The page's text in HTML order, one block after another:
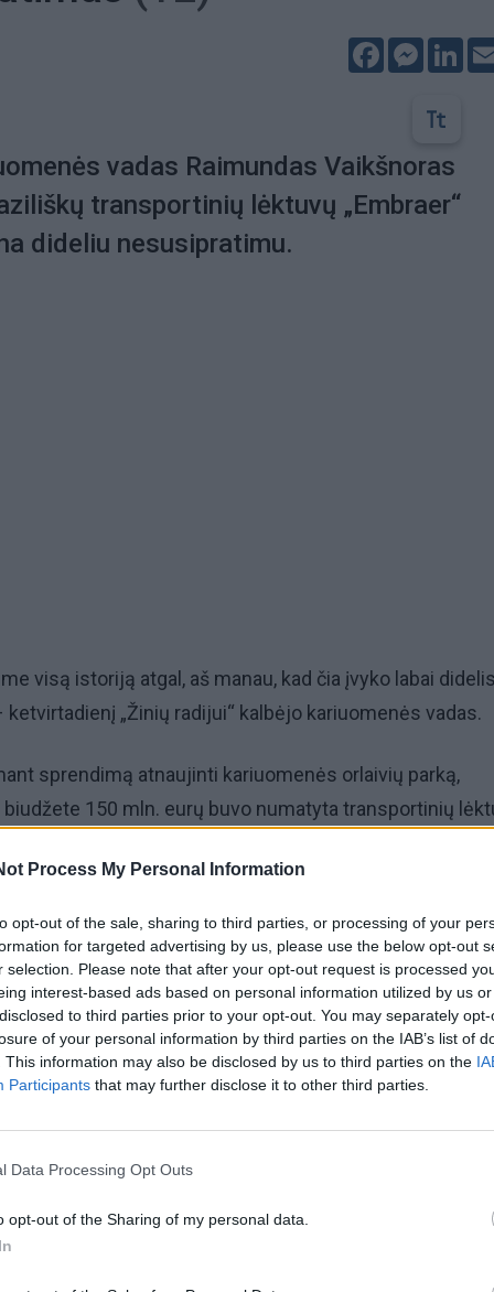
Process My Personal Information
opt-out of the sale, sharing to third parties, or processing of your
for targeted advertising by us, please use the below opt-out
selection. Please note that after your opt-out request is processed
interest-based ads based on personal information utilized by us
to third parties prior to your opt-out. You may separately
of your personal information by third parties on the IAB’s list of
This information may also be disclosed by us to third parties on the
Participants that may further disclose it to other third parties.
Data Processing Opt Outs
opt-out of the Sharing of my personal data.
Facebook
vadas Raimundas Vaikšnoras
transportinių lėktuvų „Embraer“
dideliu nesusipratimu.
visą istoriją atgal, aš manau, kad čia įvyko labai
„Žinių radijui“ kalbėjo kariuomenės vadas.
sprendimą atnaujinti kariuomenės orlaivių parką,
150 mln. eurų buvo numatyta transportinių
dalių tiekimo, ir dėl jau jų senumo, tam tikros
R. Vaikšnoras.
jo teigimu, buvo numatyti 150 mln. eurų – po 50 mln.